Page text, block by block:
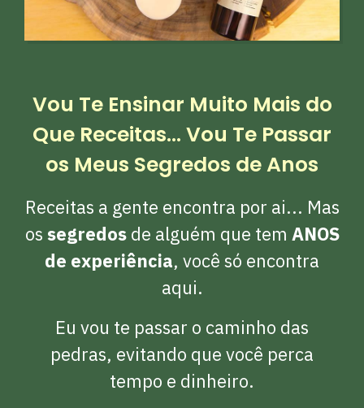
Vou Te Ensinar Muito Mais do
Que Receitas... Vou Te Passar
os Meus Segredos de Anos
Receitas a gente encontra por ai... Mas
os segredosde alguém que tem ANOS
de experiência, você só encontra
aqui.
Eu vou te passar o caminho das
pedras, evitando que você perca
tempo e dinheiro.